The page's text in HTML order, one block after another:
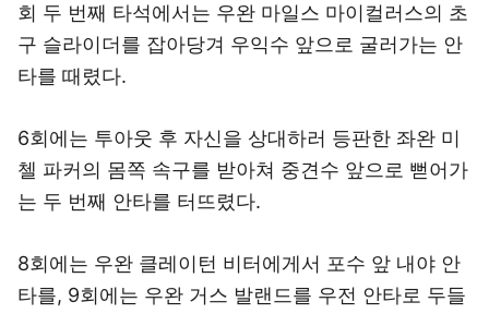
회 두 번째 타석에서는 우완 마일스 마이컬러스의 초
구 슬라이더를 잡아당겨 우익수 앞으로 굴러가는 안
타를 때렸다.
6회에는 투아웃 후 자신을 상대하러 등판한 좌완 미
첼 파커의 몸쪽 속구를 받아쳐 중견수 앞으로 뻗어가
는 두 번째 안타를 터뜨렸다.
8회에는 우완 클레이턴 비터에게서 포수 앞 내야 안
타를, 9회에는 우완 거스 발랜드를 우전 안타로 두들